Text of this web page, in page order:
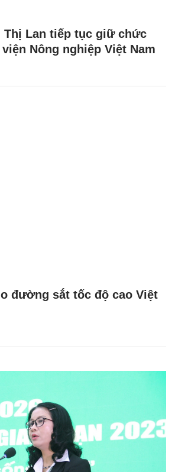
Thị Lan tiếp tục giữ chức
Nông nghiệp Việt Nam
đường sắt tốc độ cao Việt